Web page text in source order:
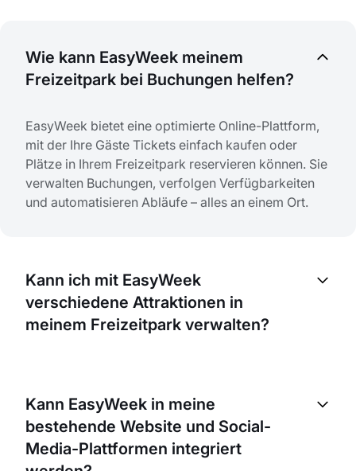
Wie kann EasyWeek meinem
Freizeitpark bei Buchungen helfen?
EasyWeek bietet eine optimierte Online-Plattform,
mit der Ihre Gäste Tickets einfach kaufen oder
Plätze in Ihrem Freizeitpark reservieren können. Sie
verwalten Buchungen, verfolgen Verfügbarkeiten
und automatisieren Abläufe – alles an einem Ort.
Kann ich mit EasyWeek
verschiedene Attraktionen in
meinem Freizeitpark verwalten?
jede Attraktion eine eigene Buchungsseite ein,
verwalten die Zeitpläne separat und verfolgen die
Performance.
Kann EasyWeek in meine
bestehende Website und Social-
Media-Plattformen integriert